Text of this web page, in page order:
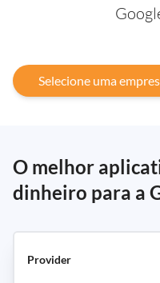
Selecione uma
O melhor
dinheiro para a